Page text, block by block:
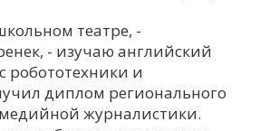
театре, -
- изучаю английский
робототехники и
диплом регионального
журналистики.